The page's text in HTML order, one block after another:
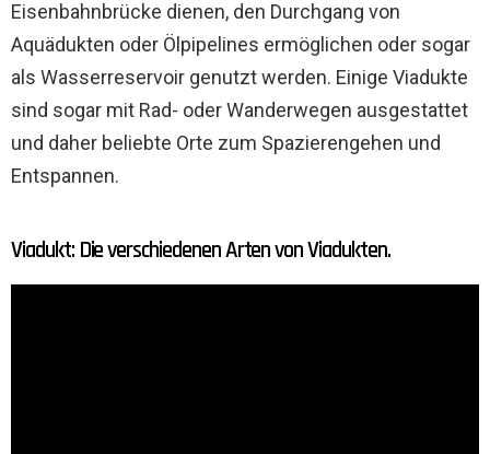
Eisenbahnbrücke dienen, den Durchgang von
Aquädukten oder Ölpipelines ermöglichen oder sogar
als Wasserreservoir genutzt werden. Einige Viadukte
sind sogar mit Rad- oder Wanderwegen ausgestattet
und daher beliebte Orte zum Spazierengehen und
Entspannen.
Viadukt: Die verschiedenen Arten von Viadukten.